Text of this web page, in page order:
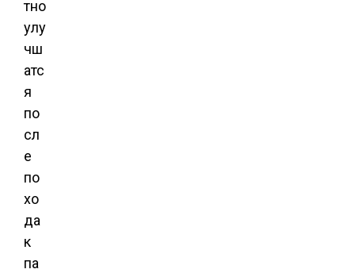
тно
улу
чш
атс
я
по
сл
е
по
хо
да
к
па